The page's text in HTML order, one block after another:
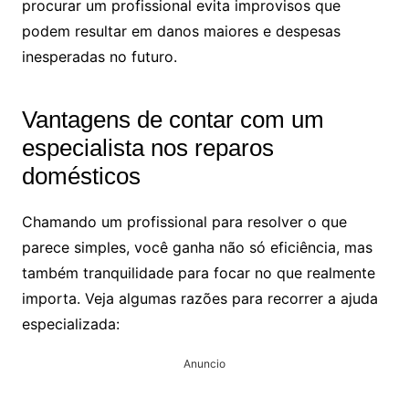
procurar um profissional evita improvisos que
podem resultar em danos maiores e despesas
inesperadas no futuro.
Vantagens de contar com um
especialista nos reparos
domésticos
Chamando um profissional para resolver o que
parece simples, você ganha não só eficiência, mas
também tranquilidade para focar no que realmente
importa. Veja algumas razões para recorrer a ajuda
especializada:
Anuncio